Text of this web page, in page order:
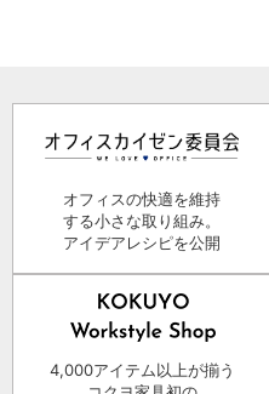
オフィスの快適を維持
する小さな取り組み。
アイデアレシピを公開
4,000アイテム以上が揃う